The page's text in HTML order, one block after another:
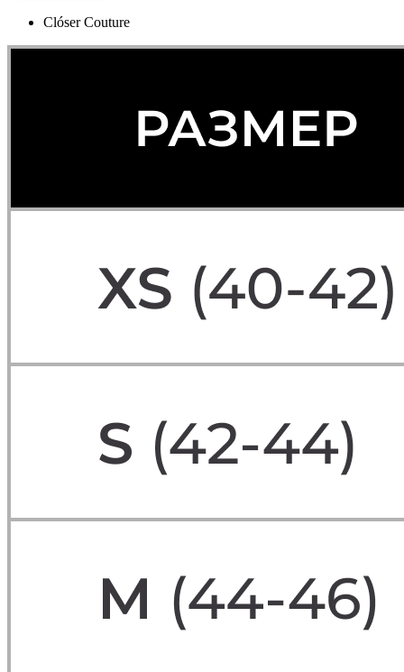
Clóser Couture